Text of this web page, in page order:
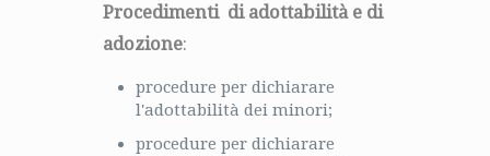
Procedimenti di adottabilità e di
adozione:
procedure per dichiarare
l'adottabilità dei minori;
procedure per dichiarare